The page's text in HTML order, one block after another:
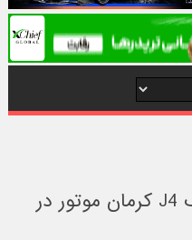
شرایط فروش اقساطی جک J4 کرمان موتور در